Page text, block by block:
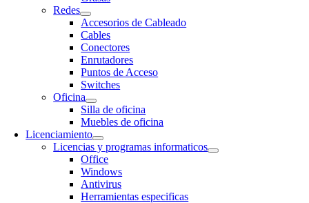
Redes
Accesorios de Cableado
Cables
Conectores
Enrutadores
Puntos de Acceso
Switches
Oficina
Silla de oficina
Muebles de oficina
Licenciamiento
Licencias y programas informaticos
Office
Windows
Antivirus
Herramientas especificas